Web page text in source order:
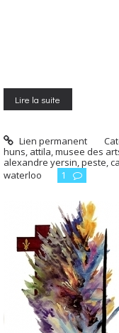
Lire la suite
Lien permanent
huns, attila,musee des
alexandre yersin,peste,
waterloo
1